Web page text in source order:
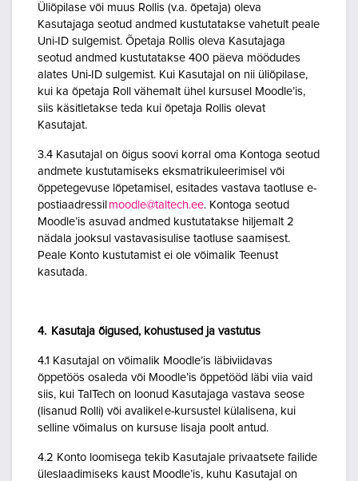
Üliõpilase või muus Rollis (v.a. õpetaja) oleva
Kasutajaga seotud andmed kustutatakse vahetult peale
Uni-ID sulgemist. Õpetaja Rollis oleva Kasutajaga
seotud andmed kustutatakse 400 päeva möödudes
alates Uni-ID sulgemist. Kui Kasutajal on nii üliõpilase,
kui ka õpetaja Roll vähemalt ühel kursusel Moodle’is,
siis käsitletakse teda kui õpetaja Rollis olevat
Kasutajat.
3.4 Kasutajal on õigus soovi korral oma Kontoga seotud
andmete kustutamiseks eksmatrikuleerimisel või
õppetegevuse lõpetamisel, esitades vastava taotluse e-
postiaadressil moodle@taltech.ee. Kontoga seotud
Moodle’is asuvad andmed kustutatakse hiljemalt 2
nädala jooksul vastavasisulise taotluse saamisest.
Peale Konto kustutamist ei ole võimalik Teenust
kasutada.
4. Kasutaja õigused, kohustused ja vastutus
4.1 Kasutajal on võimalik Moodle’is läbiviidavas
õppetöös osaleda või Moodle’is õppetööd läbi viia vaid
siis, kui TalTech on loonud Kasutajaga vastava seose
(lisanud Rolli) või avalikel e-kursustel külalisena, kui
selline võimalus on kursuse lisaja poolt antud.
4.2 Konto loomisega tekib Kasutajale privaatsete failide
üleslaadimiseks kaust Moodle’is, kuhu Kasutajal on